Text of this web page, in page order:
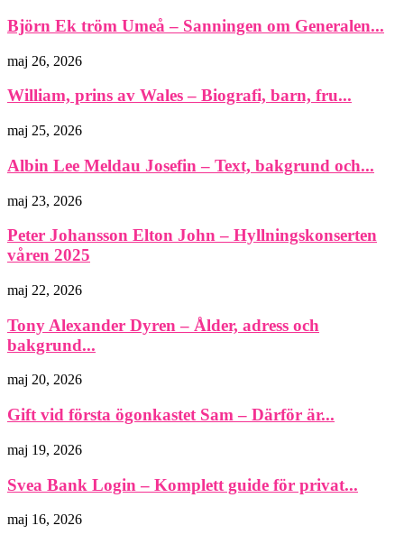
Björn Ek tröm Umeå – Sanningen om Generalen...
maj 26, 2026
William, prins av Wales – Biografi, barn, fru...
maj 25, 2026
Albin Lee Meldau Josefin – Text, bakgrund och...
maj 23, 2026
Peter Johansson Elton John – Hyllningskonserten
våren 2025
maj 22, 2026
Tony Alexander Dyren – Ålder, adress och
bakgrund...
maj 20, 2026
Gift vid första ögonkastet Sam – Därför är...
maj 19, 2026
Svea Bank Login – Komplett guide för privat...
maj 16, 2026